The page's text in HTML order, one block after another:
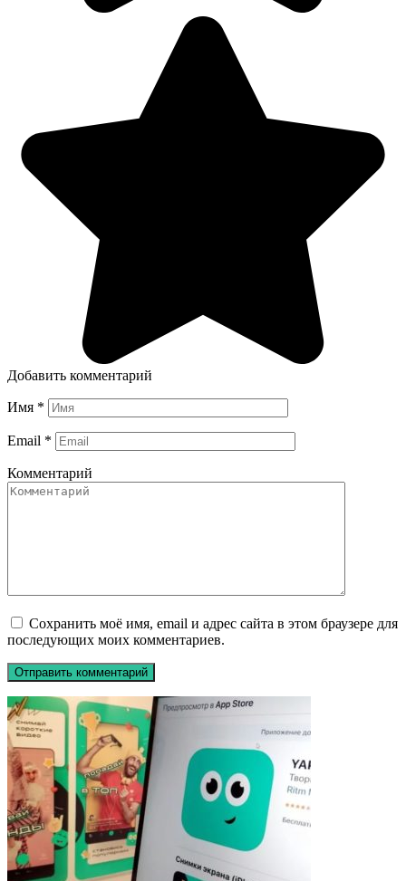
Добавить комментарий
Имя *
Email *
Комментарий
Сохранить моё имя, email и адрес сайта в этом браузере для
последующих моих комментариев.